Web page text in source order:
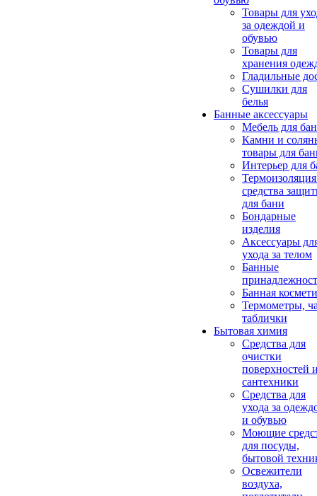
Товары для
за одеждой и
обувью
Товары для
хранения
Гладильные
Сушилки для
белья
Банные аксессуары
Мебель для
Камни и
товары для
Интерьер для
средства
для бани
Бондарные
изделия
Аксеcсуары
ухода за телом
Банные
Банная
Термометры,
таблички
Бытовая химия
Средства для
очистки
поверхностей
сантехники
Средства для
ухода за
и обувью
Моющие
для посуды,
бытовой
Освежители
воздуха,